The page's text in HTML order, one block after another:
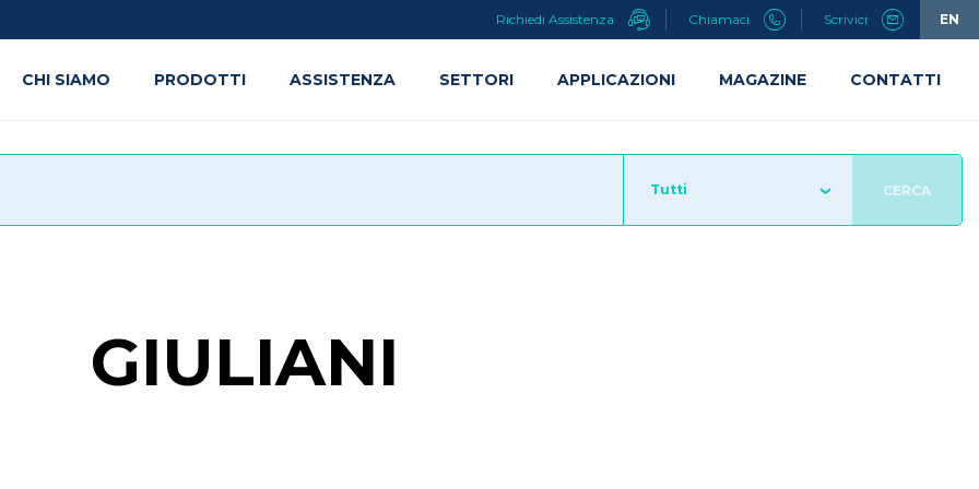
Tutti CERCA
GIULIANI
Richiedi Assistenza Chiamaci Scrivici EN
CHI SIAMO PRODOTTI ASSISTENZA SETTORI APPLICAZIONI MAGAZINE CONTATTI